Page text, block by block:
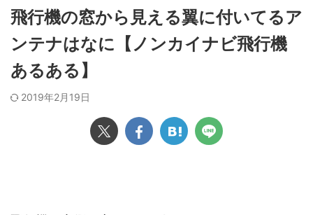
飛行機の窓から見える翼に付いてるア
ンテナはなに【ノンカイナビ飛行機
あるある】
2019年2月19日